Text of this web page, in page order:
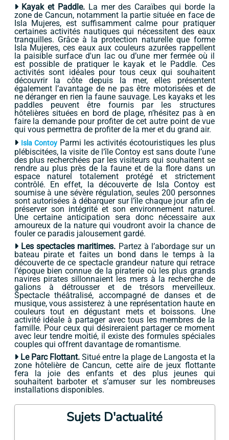
Kayak et Paddle. La mer des Caraïbes qui borde la
zone de Cancun, notamment la partie située en face de
Isla Mujeres, est suffisamment calme pour pratiquer
certaines activités nautiques qui nécessitent des eaux
tranquilles. Grâce à la protection naturelle que forme
Isla Mujeres, ces eaux aux couleurs azurées rappellent
la paisible surface d'un lac ou d’une mer fermée où il
est possible de pratiquer le kayak et le Paddle. Ces
activités sont idéales pour tous ceux qui souhaitent
découvrir la côte depuis la mer, elles présentent
également l’avantage de ne pas être motorisées et de
ne déranger en rien la faune sauvage. Les kayaks et les
paddles peuvent être fournis par les structures
hôtelières situées en bord de plage, n’hésitez pas à en
faire la demande pour profiter de cet autre point de vue
qui vous permettra de profiter de la mer et du grand air.
Isla ContoyParmi les activités écotouristiques les plus
plébiscitées, la visite de l’île Contoy est sans doute l’une
des plus recherchées par les visiteurs qui souhaitent se
rendre au plus près de la faune et de la flore dans un
espace naturel totalement protégé et strictement
contrôlé. En effet, la découverte de Isla Contoy est
soumise à une sévère régulation, seules 200 personnes
sont autorisées à débarquer sur l’île chaque jour afin de
préserver son intégrité et son environnement naturel.
Une certaine anticipation sera donc nécessaire aux
amoureux de la nature qui voudront avoir la chance de
fouler ce paradis jalousement gardé.
Les spectacles maritimes. Partez à l’abordage sur un
bateau pirate et faites un bond dans le temps à la
découverte de ce spectacle grandeur nature qui retrace
l’époque bien connue de la piraterie où les plus grands
navires pirates sillonnaient les mers à la recherche de
galions à détrousser et de trésors merveilleux.
Spectacle théâtralisé, accompagné de danses et de
musique, vous assisterez à une représentation haute en
couleurs tout en dégustant mets et boissons. Une
activité idéale à partager avec tous les membres de la
famille. Pour ceux qui désireraient partager ce moment
avec leur tendre moitié, il existe des formules spéciales
couples qui offrent davantage de romantisme.
Le Parc Flottant. Situé entre la plage de Langosta et la
zone hôtelière de Cancun, cette aire de jeux flottante
fera la joie des enfants et des plus jeunes qui
souhaitent barboter et s’amuser sur les nombreuses
installations disponibles.
Sujets D'actualité